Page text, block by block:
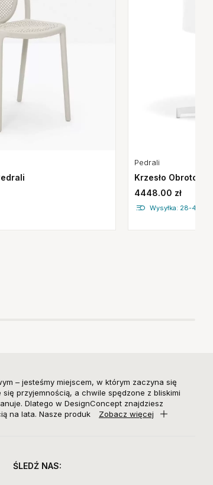
Pedrali
Krzesło
4448.00 zł
Wysyłka: 28-42 dni
– jesteśmy miejscem, w którym zaczyna się
przyjemnością, a chwile spędzone z bliskimi
Dlatego w DesignConcept znajdziesz
na lata. Nasze produk
Zobacz więcej
ŚLEDŹ NAS: